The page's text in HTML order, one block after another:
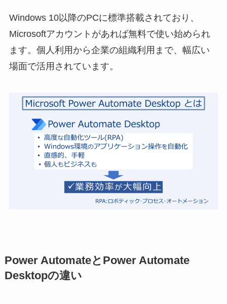
Windows 10以降のPCに標準搭載されており、
Microsoftアカウントがあれば無料で使い始められ
ます。個人利用から企業の組織利用まで、幅広い
場面で活用されています。
Power AutomateとPower Automate
Desktopの違い